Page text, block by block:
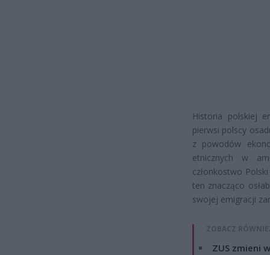
Historia polskiej
pierwsi polscy
z powodów
etnicznych w
członkostwo
ten znacząco
swojej emigracji
ZOBACZ
ZUS zmieni